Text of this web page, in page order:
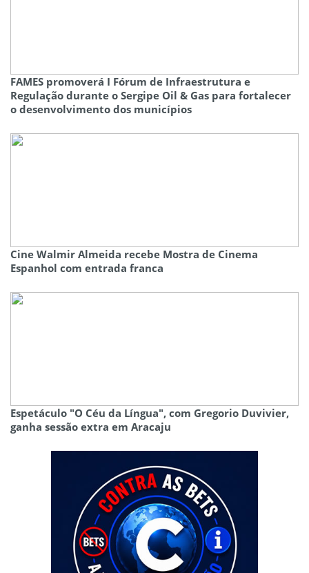
FAMES promoverá I Fórum de Infraestrutura e
Regulação durante o Sergipe Oil & Gas para fortalecer
o desenvolvimento dos municípios
Cine Walmir Almeida recebe Mostra de Cinema
Espanhol com entrada franca
Espetáculo "O Céu da Língua", com Gregorio Duvivier,
ganha sessão extra em Aracaju